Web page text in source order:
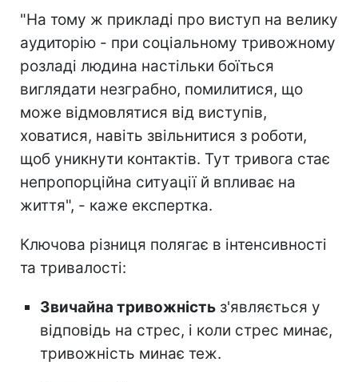
"На тому ж прикладі про виступ на велику
аудиторію - при соціальному тривожному
розладі людина настільки боїться
виглядати незграбно, помилитися, що
може відмовлятися від виступів,
ховатися, навіть звільнитися з роботи,
щоб уникнути контактів. Тут тривога стає
непропорційна ситуації й впливає на
життя", - каже експертка.
Ключова різниця полягає в інтенсивності
та тривалості:
Звичайна тривожність з'являється у
відповідь на стрес, і коли стрес минає,
тривожність минає теж.